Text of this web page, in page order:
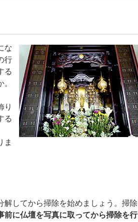
な
行
る
り
る
ま
してから掃除を始めましょう。掃除
前に仏壇を写真に取ってから掃除を行